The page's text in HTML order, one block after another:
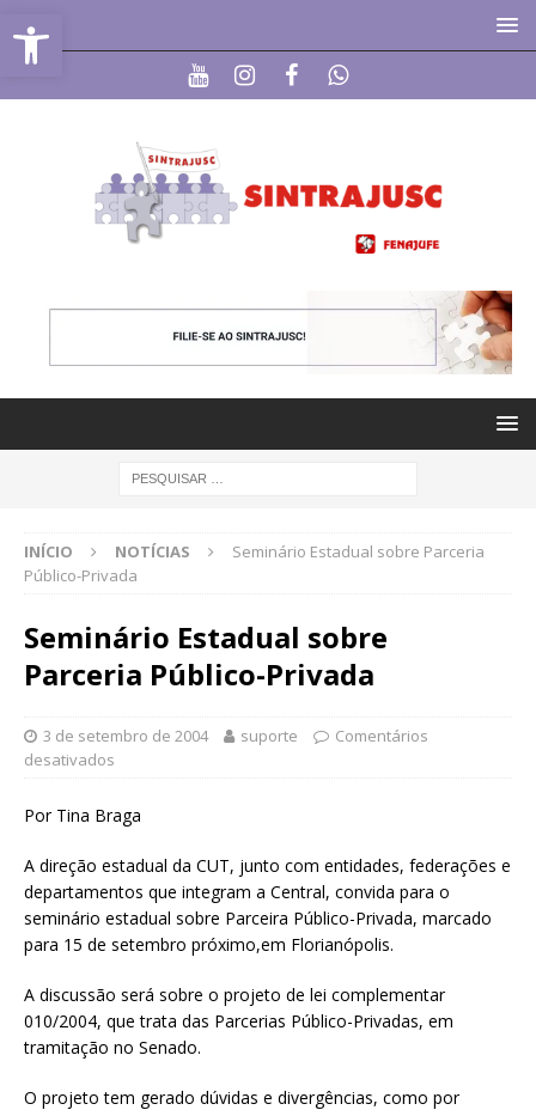
Abrir a barra de ferramentas
INÍCIO NOTÍCIAS
Seminário Estadual sobre Parceria
Público-Privada
Seminário Estadual sobre
Parceria Público-Privada
3 de setembro de 2004 suporte
Comentários
desativados
Por Tina Braga
A direção estadual da CUT, junto com entidades, federações e
departamentos que integram a Central, convida para o
seminário estadual sobre Parceira Público-Privada, marcado
para 15 de setembro próximo,em Florianópolis.
A discussão será sobre o projeto de lei complementar
010/2004, que trata das Parcerias Público-Privadas, em
tramitação no Senado.
O projeto tem gerado dúvidas e divergências, como por